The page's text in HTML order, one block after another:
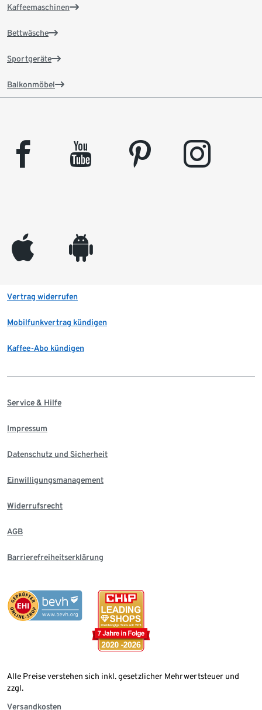
Kaffeemaschinen
Bettwäsche
Sportgeräte
Balkonmöbel
facebook youtube pinterest instagram
appleinc android
Vertrag widerrufen
Mobilfunkvertrag kündigen
Kaffee-Abo kündigen
Service & Hilfe
Impressum
Datenschutz und Sicherheit
Einwilligungsmanagement
Widerrufsrecht
AGB
Barrierefreiheitserklärung
Alle Preise verstehen sich inkl. gesetzlicher Mehrwertsteuer und
zzgl.
Versandkosten